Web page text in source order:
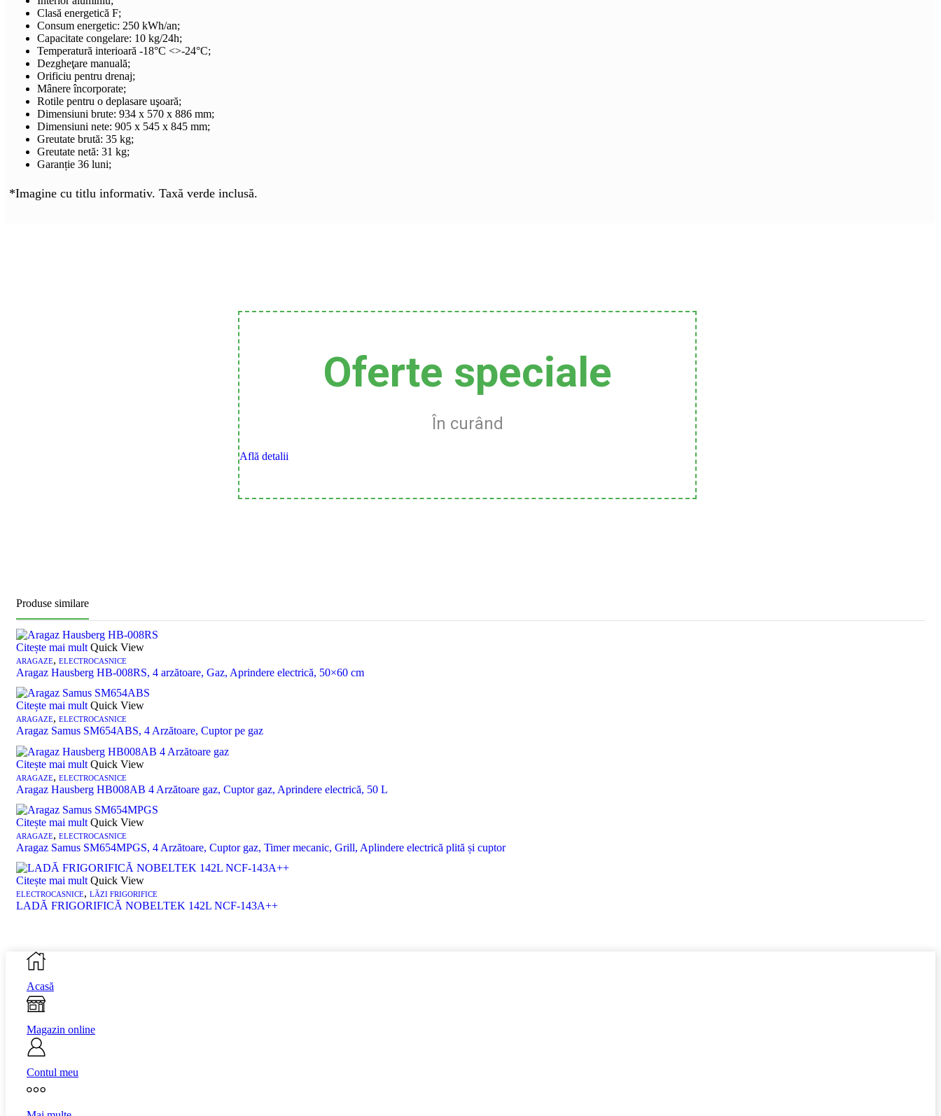
Clasă energetică F;
Consum energetic: 250 kWh/an;
Capacitate congelare: 10 kg/24h;
Temperatură interioară -18°C <>-24°C;
Dezgheţare manuală;
Orificiu pentru drenaj;
Mânere încorporate;
Rotile pentru o deplasare uşoară;
Dimensiuni brute: 934 x 570 x 886 mm;
Dimensiuni nete: 905 x 545 x 845 mm;
Greutate brută: 35 kg;
Greutate netă: 31 kg;
Garanție 36 luni;
*Imagine cu titlu informativ. Taxă verde inclusă.
Oferte speciale
În curând
Află detalii
Produse similare
Citește mai mult Quick View
ARAGAZE, ELECTROCASNICE
Aragaz Hausberg HB-008RS, 4 arzătoare, Gaz, Aprindere electrică, 50×60 cm
Citește mai mult Quick View
ARAGAZE, ELECTROCASNICE
Aragaz Samus SM654ABS, 4 Arzătoare, Cuptor pe gaz
Citește mai mult Quick View
ARAGAZE, ELECTROCASNICE
Aragaz Hausberg HB008AB 4 Arzătoare gaz, Cuptor gaz, Aprindere electrică, 50 L
Citește mai mult Quick View
ARAGAZE, ELECTROCASNICE
Aragaz Samus SM654MPGS, 4 Arzătoare, Cuptor gaz, Timer mecanic, Grill, Aplindere electrică plită și cuptor
Citește mai mult Quick View
ELECTROCASNICE, LĂZI FRIGORIFICE
LADĂ FRIGORIFICĂ NOBELTEK 142L NCF-143A++
Acasă
Magazin online
Contul meu